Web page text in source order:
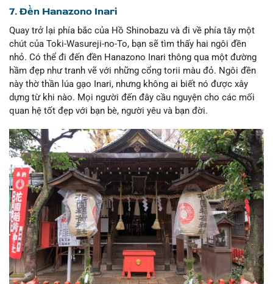
7. Đền Hanazono Inari
Quay trở lại phía bắc của Hồ Shinobazu và đi về phía tây một
chút của Toki-Wasureji-no-To, bạn sẽ tìm thấy hai ngôi đền
nhỏ. Có thể đi đến đền Hanazono Inari thông qua một đường
hầm đẹp như tranh vẽ với những cổng torii màu đỏ. Ngôi đền
này thờ thần lúa gạo Inari, nhưng không ai biết nó được xây
dựng từ khi nào. Mọi người đến đây cầu nguyện cho các mối
quan hệ tốt đẹp với bạn bè, người yêu và bạn đời.